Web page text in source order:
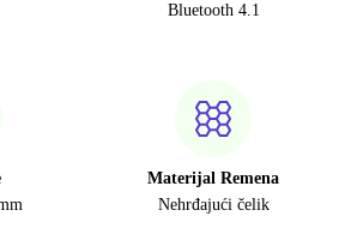
Bluetooth 4.1
Materijal Remena
Nehrđajući čelik